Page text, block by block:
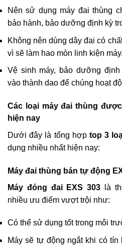
Nên sử dụng máy đai thùng
bảo hành, bảo dưỡng định kỳ
Không nên dùng dây đai có
vì sẽ làm hao mòn linh kiện máy.
Vệ sinh máy, bảo dưỡng
vào thành dao để chúng hoạt
Các loại máy đai thùng
hiện nay
Dưới đây là tổng hợp top 3
dụng nhiều nhất hiện nay:
Máy đai thùng bán tự động
Máy đóng đai EXS 303 là
nhiều ưu điểm vượt trội như:
Có thể sử dụng tốt trong môi
Máy sẽ tự động ngắt khi có